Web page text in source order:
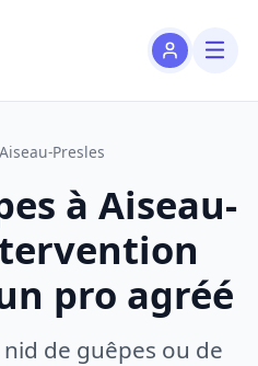
Aiseau-Presles
à Aiseau-
pro agréé
de guêpes ou de